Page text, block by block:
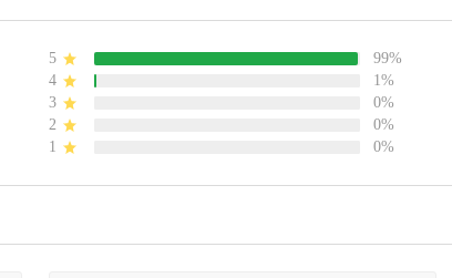
5
99%
4
1%
3
0%
2
0%
1
0%